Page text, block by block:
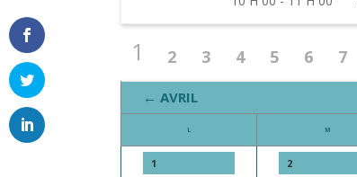
1 2 3 4 5 6 7
← AVRIL
L M
1 2